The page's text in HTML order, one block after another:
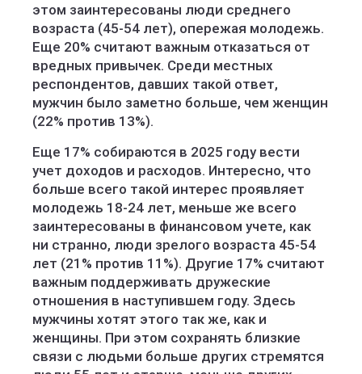
этом заинтересованы люди среднего
возраста (45-54 лет), опережая молодежь.
Еще 20% считают важным отказаться от
вредных привычек. Среди местных
респондентов, давших такой ответ,
мужчин было заметно больше, чем женщин
(22% против 13%).
Еще 17% собираются в 2025 году вести
учет доходов и расходов. Интересно, что
больше всего такой интерес проявляет
молодежь 18-24 лет, меньше же всего
заинтересованы в финансовом учете, как
ни странно, люди зрелого возраста 45-54
лет (21% против 11%). Другие 17% считают
важным поддерживать дружеские
отношения в наступившем году. Здесь
мужчины хотят этого так же, как и
женщины. При этом сохранять близкие
связи с людьми больше других стремятся